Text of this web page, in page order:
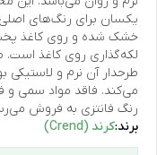
یکسان برای رنگ‌های
خشک شده و روی کاغذ پخش
لکه‌گذاری روی کاغذ
طرحدار آن نرم و
رنگ فانتزی به فروش
برند:کرند (Crend)